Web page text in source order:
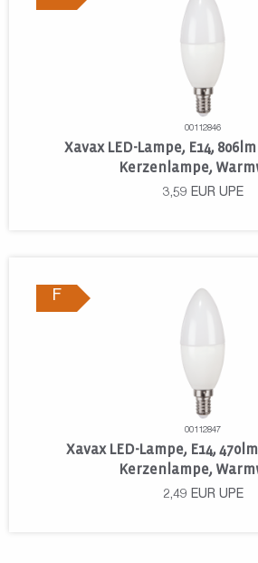
00112846
Xavax LED-Lampe, E14,
Kerzenlampe,
3,59 EUR UPE
F
00112847
Xavax LED-Lampe, E14,
Kerzenlampe,
2,49 EUR UPE